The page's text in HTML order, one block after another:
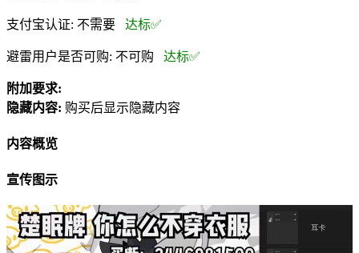
支付宝认证: 不需要 达标✅
避雷用户是否可购: 不可购 达标✅
附加要求:
隐藏内容: 购买后显示隐藏内容
内容概览
宣传图示